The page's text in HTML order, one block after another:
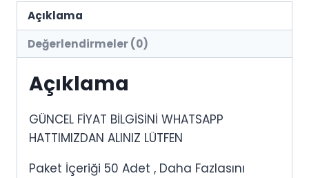
Açıklama
Değerlendirmeler (0)
Açıklama
GÜNCEL FİYAT BİLGİSİNİ WHATSAPP
HATTIMIZDAN ALINIZ LÜTFEN
Paket İçeriği 50 Adet , Daha Fazlasını